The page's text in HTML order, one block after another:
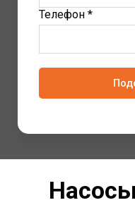
Телефон *